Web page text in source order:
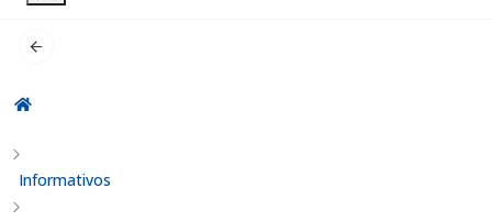
Informativos